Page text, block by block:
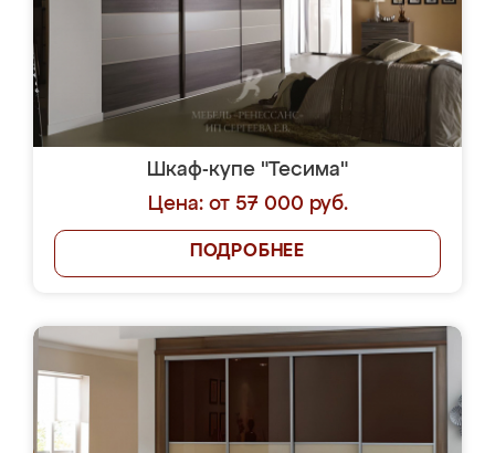
Шкаф-купе "Тесима"
Цена: от 57 000 руб.
ПОДРОБНЕЕ